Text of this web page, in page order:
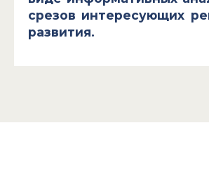
срезов интересующих
развития.